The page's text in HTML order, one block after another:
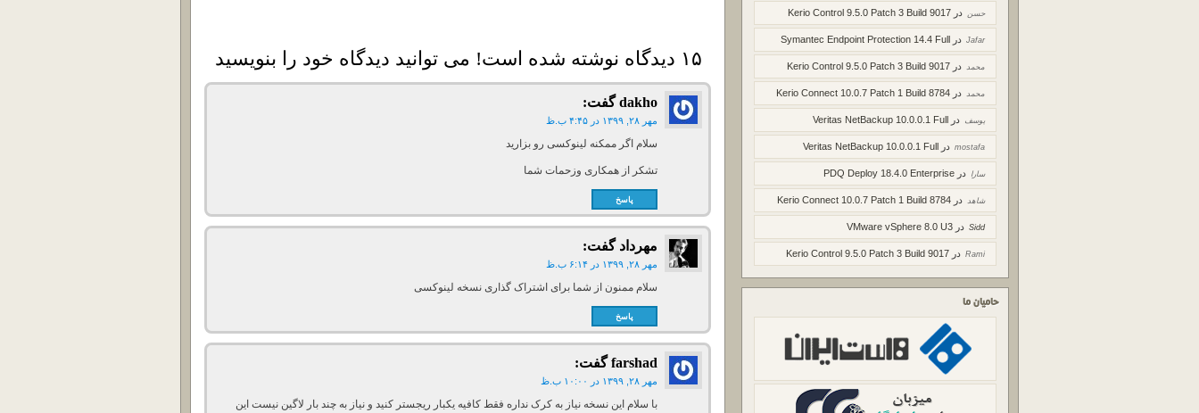
حسن در Kerio Control 9.5.0 Patch 3 Build 9017
Jafar در Symantec Endpoint Protection 14.4 Full
محمد در Kerio Control 9.5.0 Patch 3 Build 9017
محمد در Kerio Connect 10.0.7 Patch 1 Build 8784
یوسف در Veritas NetBackup 10.0.0.1 Full
mostafa در Veritas NetBackup 10.0.0.1 Full
سارا در PDQ Deploy 18.4.0 Enterprise
شاهد در Kerio Connect 10.0.7 Patch 1 Build 8784
Sidd در VMware vSphere 8.0 U3
Rami در Kerio Control 9.5.0 Patch 3 Build 9017
حامیان ما
۱۵ دیدگاه نوشته شده است! می توانید دیدگاه خود را بنویسید
dakho گفت:
مهر ۲۸, ۱۳۹۹ در ۴:۴۵ ب.ظ
سلام اگر ممکنه لینوکسی رو بزارید
تشکر از همکاری وزحمات شما
پاسخ
مهرداد گفت:
مهر ۲۸, ۱۳۹۹ در ۶:۱۴ ب.ظ
سلام ممنون از شما برای اشتراک گذاری نسخه لینوکسی
پاسخ
farshad گفت:
مهر ۲۸, ۱۳۹۹ در ۱۰:۰۰ ب.ظ
با سلام این نسخه نیاز به کرک نداره فقط کافیه یکبار ریجستر کنید و نیاز به چند بار لاگین نیست این